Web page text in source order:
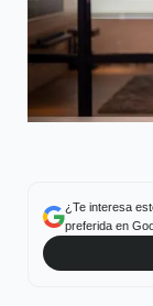
¿Te interesa
preferida en